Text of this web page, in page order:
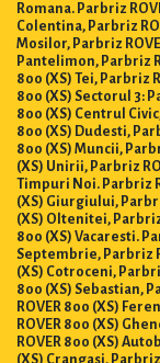
Romana. Parbriz
Colentina, Parbriz
Mosilor, Parbriz
Pantelimon, Parbriz
800 (XS) Tei, Parbriz
800 (XS) Sectorul 3:
800 (XS) Centrul
800 (XS) Dudesti,
800 (XS) Muncii,
(XS) Unirii, Parbriz
Timpuri Noi. Parbriz
(XS) Giurgiului,
(XS) Oltenitei,
800 (XS) Vacaresti.
Septembrie, Parbriz
(XS) Cotroceni,
800 (XS) Sebastian,
ROVER 800 (XS)
ROVER 800 (XS)
ROVER 800 (XS)